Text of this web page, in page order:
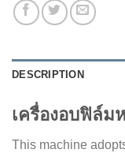
DESCRIPTION
เครื่องอบฟิล์ม
This machine